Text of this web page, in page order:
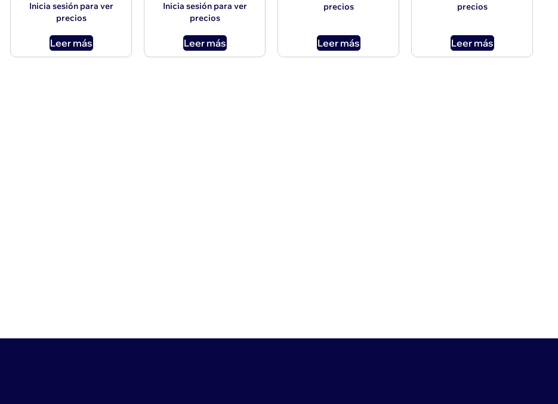
Inicia sesión para ver
precios
Leer más
Inicia sesión para ver
precios
Leer más
precios
Leer más
precios
Leer más